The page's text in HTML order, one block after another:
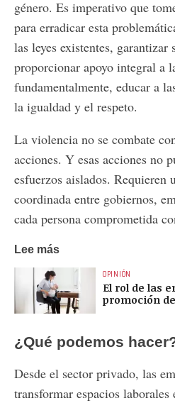
género. Es imperativo que
para erradicar esta
las leyes existentes,
proporcionar apoyo integral a
fundamentalmente, educar a
la igualdad y el respeto.
La violencia no se combate
acciones. Y esas acciones no
esfuerzos aislados. Requieren
coordinada entre gobiernos,
cada persona comprometida
Lee más
OPINIÓN
El rol de las
promoción
¿Qué podemos
Desde el sector privado, las
transformar espacios laborales